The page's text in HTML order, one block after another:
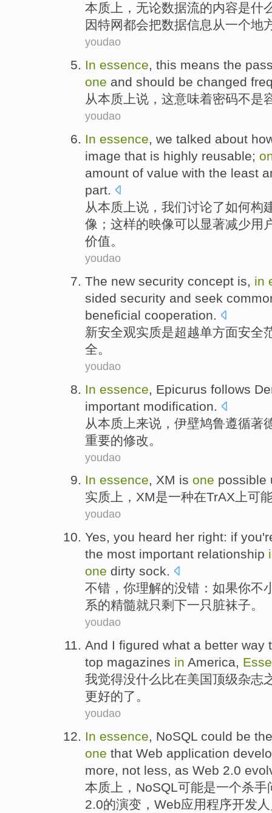
本质 上 ， 无论数据流的内容是什
因特网都会把数据信息 从一个地
youdao
In essence, this means the
one and should be changed
从本质上说， 这意味着密码不是
youdao
In essence, we talked about
image that is highly reusable;
amount of value with the least
part.
从本质上说， 我们讨论了如何构
像 ； 这样的映像可以显著减少用
价值。
youdao
The new security concept is, in
sided security and seek
beneficial cooperation.
新安全观实质是超越单方面安全
全。
youdao
In essence Epicurus follows
important modification
从本质上来说， 伊壁鸠鲁遵循著
重要的修改。
youdao
In essence, XM is one possible
实质上 ， XM是一种在TrAX上可
youdao
Yes, you heard her right: if you
the most important relationship
one dirty sock.
不错 ， 你理解的没错 ： 如果你不
系的精髓就只剩下一只 脏袜子。
youdao
And I figured what a better way
top magazines in America,
我觉得没什么 比在美国顶级杂志
更好的了。
youdao
In essence, NoSQL could be the
one that Web application
more, not less, as Web 2.0
本质 上 ， NoSQL可能是一个杀手
2.0的演变，Web应用程序开发